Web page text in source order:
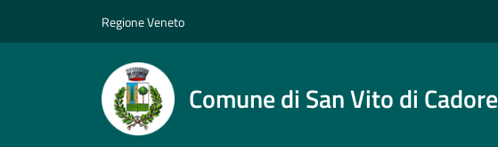
Regione Veneto
Comune di San Vito di Cadore